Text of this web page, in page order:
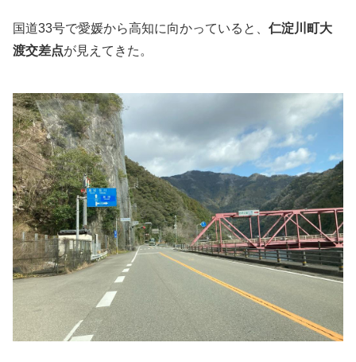
国道33号で愛媛から高知に向かっていると、 仁淀川町大
渡交差点が見えてきた。